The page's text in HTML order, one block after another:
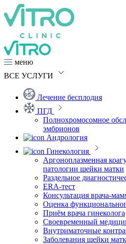
меню
ВСЕ УСЛУГИ
Лечение бесплодия
ПГД
Полнохромосомное
эмбрионов
Андрология
Гинекология
Аргоноплазменная
патологии шейки матки
Раздельное
ERA-тест
Консультация врача-
Оценка
Приём врача гинеколога
Своевременный
Внутриматочные
Заболевания шейки